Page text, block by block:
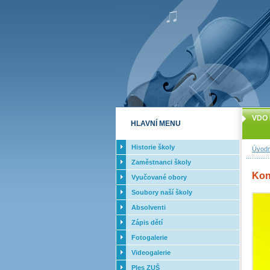
VDO
HLAVNÍ MENU
Historie školy
Zaměstnanci školy
Vyučované obory
Soubory naší školy
Absolventi
Zápis dětí
Fotogalerie
Videogalerie
Ples ZUŠ